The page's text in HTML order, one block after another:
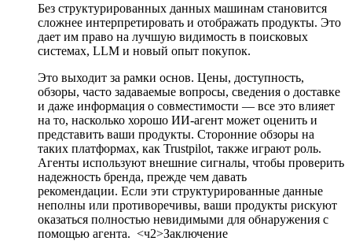
Без структурированных данных машинам становится
сложнее интерпретировать и отображать продукты. Это
дает им право на лучшую видимость в поисковых
системах, LLM и новый опыт покупок.
Это выходит за рамки основ. Цены, доступность,
обзоры, часто задаваемые вопросы, сведения о доставке
и даже информация о совместимости — все это влияет
на то, насколько хорошо ИИ-агент может оценить и
представить ваши продукты. Сторонние обзоры на
таких платформах, как Trustpilot, также играют роль.
Агенты используют внешние сигналы, чтобы проверить
надежность бренда, прежде чем давать
рекомендации. Если эти структурированные данные
неполны или противоречивы, ваши продукты рискуют
оказаться полностью невидимыми для обнаружения с
помощью агента. <ч2>Заключение